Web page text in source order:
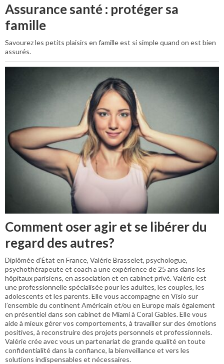
Assurance santé : protéger sa
famille
Savourez les petits plaisirs en famille est si simple quand on est bien
assurés.
Comment oser agir et se libérer du
regard des autres?
Diplômée d’État en France, Valérie Brasselet, psychologue,
psychothérapeute et coach a une expérience de 25 ans dans les
hôpitaux parisiens, en association et en cabinet privé. Valérie est
une professionnelle spécialisée pour les adultes, les couples, les
adolescents et les parents. Elle vous accompagne en Visio sur
l’ensemble du continent Américain et/ou en Europe mais également
en présentiel dans son cabinet de Miami à Coral Gables. Elle vous
aide à mieux gérer vos comportements, à travailler sur des émotions
positives, à reconstruire des projets personnels et professionnels.
Valérie crée avec vous un partenariat de grande qualité en toute
confidentialité dans la confiance, la bienveillance et vers les
solutions indispensables et nécessaires.